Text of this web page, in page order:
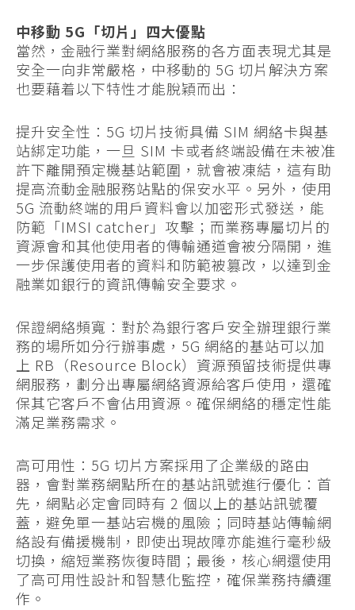
中移動 5G「切片」四大優點
當然，金融行業對網絡服務的各方面表現尤其是
安全一向非常嚴格，中移動的 5G 切片解決方案
也要藉着以下特性才能脫穎而出：
提升安全性：5G 切片技術具備 SIM 網絡卡與基
站綁定功能，一旦 SIM 卡或者終端設備在未被准
許下離開預定機基站範圍，就會被凍結，這有助
提高流動金融服務站點的保安水平。另外，使用
5G 流動終端的用戶資料會以加密形式發送，能
防範「IMSI catcher」攻擊；而業務專屬切片的
資源會和其他使用者的傳輸通道會被分隔開，進
一步保護使用者的資料和防範被篡改，以達到金
融業如銀行的資訊傳輸安全要求。
保證網絡頻寬：對於為銀行客戶安全辦理銀行業
務的場所如分行辦事處，5G 網絡的基站可以加
上 RB（Resource Block）資源預留技術提供專
網服務，劃分出專屬網絡資源給客戶使用，還確
保其它客戶不會佔用資源。確保網絡的穩定性能
滿足業務需求。
高可用性：5G 切片方案採用了企業級的路由
器，會對業務網點所在的基站訊號進行優化：首
先，網點必定會同時有 2 個以上的基站訊號覆
蓋，避免單一基站宕機的風險；同時基站傳輸網
絡設有備援機制，即使出現故障亦能進行毫秒級
切換，縮短業務恢復時間；最後，核心網還使用
了高可用性設計和智慧化監控，確保業務持續運
作。